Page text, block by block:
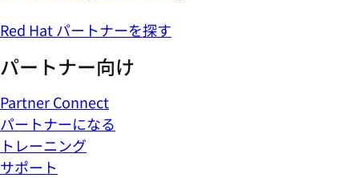
Red Hat パートナーを探す
パートナー向け
Partner Connect
パートナーになる
トレーニング
サポート